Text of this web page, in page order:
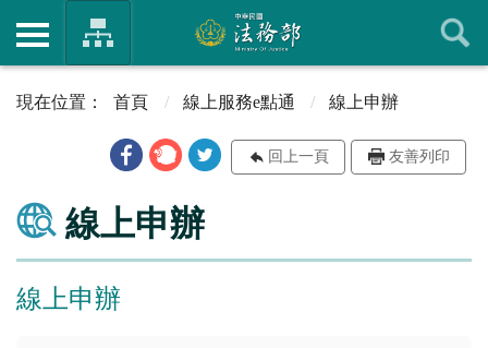
首頁 線上服務e點通 線上申辦
回上一頁 友善列印
線上申辦
線上申辦